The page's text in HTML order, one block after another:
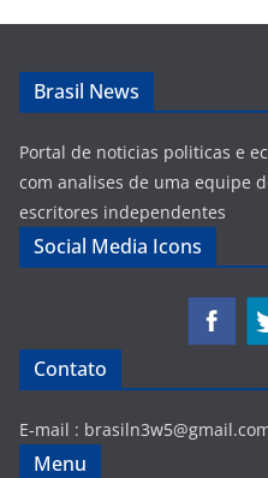
Brasil News
Portal de noticias politicas e
com analises de uma equipe
escritores independentes
Social Media Icons
Contato
E-mail :
Menu